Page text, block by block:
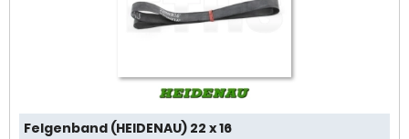
Felgenband (HEIDENAU) 22 x 16